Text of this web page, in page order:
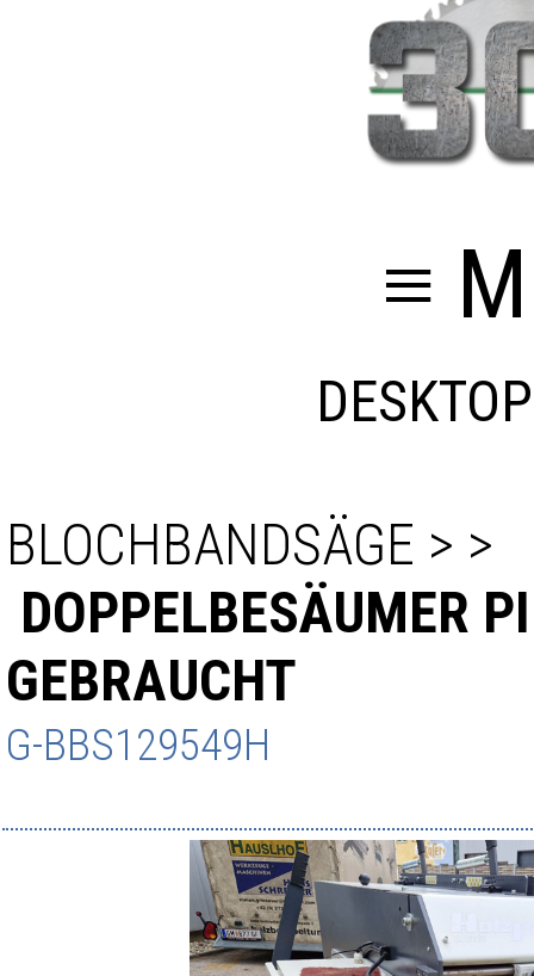
≡
BLOCHBANDSÄGE > >
DOPPELBESÄUMER
GEBRAUCHT
G-BBS129549H